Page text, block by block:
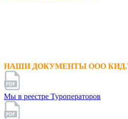
НАШИ ДОКУМЕНТЫ ООО
Мы в реестре Туроператоров